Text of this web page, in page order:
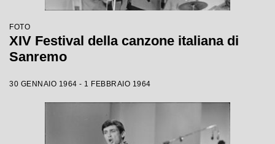
FOTO
XIV Festival della canzone italiana di
Sanremo
30 GENNAIO 1964 - 1 FEBBRAIO 1964